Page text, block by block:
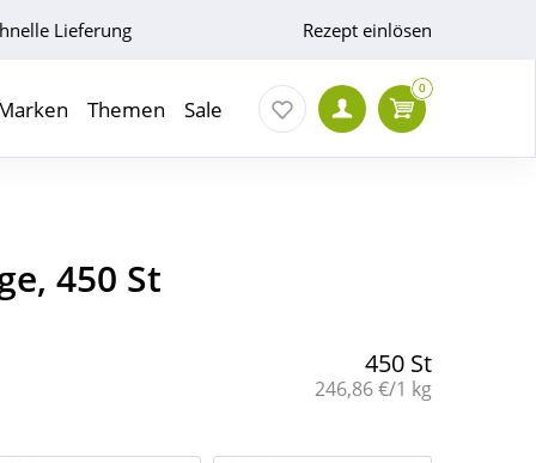
Lieferung Rezept einlösen
Themen Sale
0
450 St
450 St
Grundpreis:
246,86 €/1 kg